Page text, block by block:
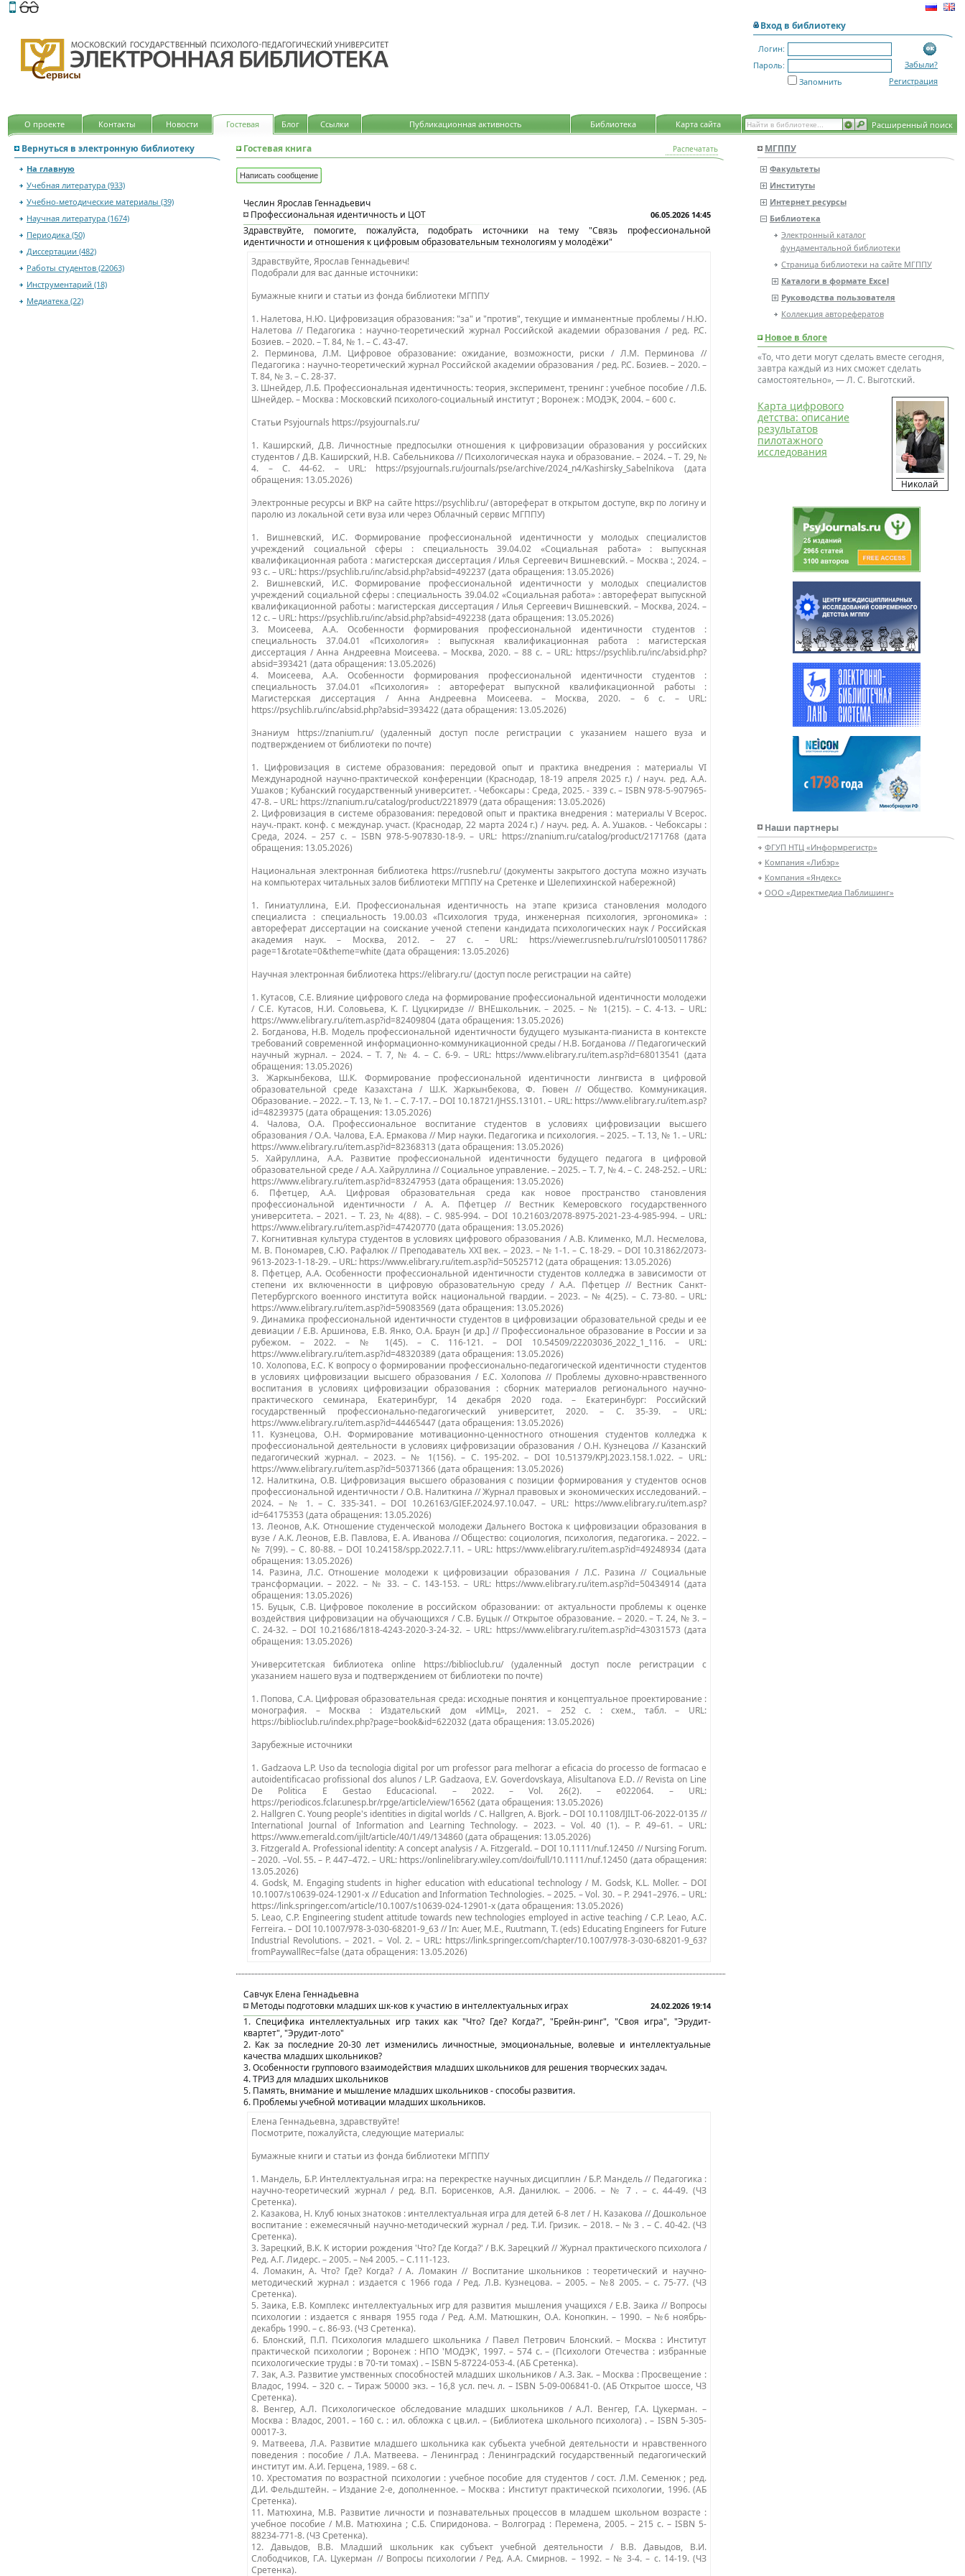
Этот сайт поддерживает
Вход в библиотеку
Логин:
Пароль:
Забыли?
Регистрация
Запомнить
О проекте Контакты Новости Гостевая Блог Ссылки Публикационная активность Библиотека Карта сайта Расширенный поиск
Вернуться в электронную библиотеку
На главную
Учебная литература (933)
Учебно-методические материалы (39)
Научная литература (1674)
Периодика (50)
Диссертации (482)
Работы студентов (22063)
Инструментарий (18)
Медиатека (22)
Распечатать
Гостевая книга
Написать сообщение
Чеслин Ярослав Геннадьевич
06.05.2026 14:45
Профессиональная идентичность и ЦОТ
Здравствуйте, помогите, пожалуйста, подобрать источники на тему "Связь профессиональной
идентичности и отношения к цифровым образовательным технологиям у молодёжи"
Здравствуйте, Ярослав Геннадьевич!
Подобрали для вас данные источники:
Бумажные книги и статьи из фонда библиотеки МГППУ
1. Налетова, Н.Ю. Цифровизация образования: "за" и "против", текущие и имманентные проблемы / Н.Ю.
Налетова // Педагогика : научно-теоретический журнал Российской академии образования / ред. Р.С.
Бозиев. – 2020. – Т. 84, № 1. – С. 43-47.
2. Перминова, Л.М. Цифровое образование: ожидание, возможности, риски / Л.М. Перминова //
Педагогика : научно-теоретический журнал Российской академии образования / ред. Р.С. Бозиев. – 2020. –
Т. 84, № 3. – С. 28-37.
3. Шнейдер, Л.Б. Профессиональная идентичность: теория, эксперимент, тренинг : учебное пособие / Л.Б.
Шнейдер. – Москва : Московский психолого-социальный институт ; Воронеж : МОДЭК, 2004. – 600 с.
Cтатьи Psyjournals https://psyjournals.ru/
1. Каширский, Д.В. Личностные предпосылки отношения к цифровизации образования у российских
студентов / Д.В. Каширский, Н.В. Сабельникова // Психологическая наука и образование. – 2024. – Т. 29, №
4. – С. 44-62. – URL: https://psyjournals.ru/journals/pse/archive/2024_n4/Kashirsky_Sabelnikova (дата
обращения: 13.05.2026)
Электронные ресурсы и ВКР на сайте https://psychlib.ru/ (автореферат в открытом доступе, вкр по логину и
паролю из локальной сети вуза или через Облачный сервис МГППУ)
1. Вишневский, И.С. Формирование профессиональной идентичности у молодых специалистов
учреждений социальной сферы : специальность 39.04.02 «Социальная работа» : выпускная
квалификационная работа : магистерская диссертация / Илья Сергеевич Вишневский. – Москва :, 2024. –
93 с. – URL: https://psychlib.ru/inc/absid.php?absid=492237 (дата обращения: 13.05.2026)
2. Вишневский, И.С. Формирование профессиональной идентичности у молодых специалистов
учреждений социальной сферы : специальность 39.04.02 «Социальная работа» : автореферат выпускной
квалификационной работы : магистерская диссертация / Илья Сергеевич Вишневский. – Москва, 2024. –
12 с. – URL: https://psychlib.ru/inc/absid.php?absid=492238 (дата обращения: 13.05.2026)
3. Моисеева, А.А. Особенности формирования профессиональной идентичности студентов :
специальность 37.04.01 «Психология» : выпускная квалификационная работа : магистерская
диссертация / Анна Андреевна Моисеева. – Москва, 2020. – 88 с. – URL: https://psychlib.ru/inc/absid.php?
absid=393421 (дата обращения: 13.05.2026)
4. Моисеева, А.А. Особенности формирования профессиональной идентичности студентов :
специальность 37.04.01 «Психология» : автореферат выпускной квалификационной работы :
Магистерская диссертация / Анна Андреевна Моисеева. – Москва, 2020. – 6 с. – URL:
https://psychlib.ru/inc/absid.php?absid=393422 (дата обращения: 13.05.2026)
Знаниум https://znanium.ru/ (удаленный доступ после регистрации с указанием нашего вуза и
подтверждением от библиотеки по почте)
1. Цифровизация в системе образования: передовой опыт и практика внедрения : материалы VI
Международной научно-практической конференции (Краснодар, 18-19 апреля 2025 г.) / науч. ред. А.А.
Ушаков ; Кубанский государственный университет. - Чебоксары : Среда, 2025. - 339 с. – ISBN 978-5-907965-
47-8. – URL: https://znanium.ru/catalog/product/2218979 (дата обращения: 13.05.2026)
2. Цифровизация в системе образования: передовой опыт и практика внедрения : материалы V Всерос.
науч.-практ. конф. с междунар. участ. (Краснодар, 22 марта 2024 г.) / науч. ред. А. А. Ушаков. - Чебоксары :
Среда, 2024. – 257 с. – ISBN 978-5-907830-18-9. – URL: https://znanium.ru/catalog/product/2171768 (дата
обращения: 13.05.2026)
Национальная электронная библиотека https://rusneb.ru/ (документы закрытого доступа можно изучать
на компьютерах читальных залов библиотеки МГППУ на Сретенке и Шелепихинской набережной)
1. Гиниатуллина, Е.И. Профессиональная идентичность на этапе кризиса становления молодого
специалиста : специальность 19.00.03 «Психология труда, инженерная психология, эргономика» :
автореферат диссертации на соискание ученой степени кандидата психологических наук / Российская
академия наук. – Москва, 2012. – 27 с. – URL: https://viewer.rusneb.ru/ru/rsl01005011786?
page=1&rotate=0&theme=white (дата обращения: 13.05.2026)
Научная электронная библиотека https://elibrary.ru/ (доступ после регистрации на сайте)
1. Кутасов, С.Е. Влияние цифрового следа на формирование профессиональной идентичности молодежи
/ С.Е. Кутасов, Н.И. Соловьева, К. Г. Цуцкиридзе // ВНЕшкольник. – 2025. – № 1(215). – С. 4-13. – URL:
https://www.elibrary.ru/item.asp?id=82409804 (дата обращения: 13.05.2026)
2. Богданова, Н.В. Модель профессиональной идентичности будущего музыканта-пианиста в контексте
требований современной информационно-коммуникационной среды / Н.В. Богданова // Педагогический
научный журнал. – 2024. – Т. 7, № 4. – С. 6-9. – URL: https://www.elibrary.ru/item.asp?id=68013541 (дата
обращения: 13.05.2026)
3. Жаркынбекова, Ш.К. Формирование профессиональной идентичности лингвиста в цифровой
образовательной среде Казахстана / Ш.К. Жаркынбекова, Ф. Гювен // Общество. Коммуникация.
Образование. – 2022. – Т. 13, № 1. – С. 7-17. – DOI 10.18721/JHSS.13101. – URL: https://www.elibrary.ru/item.asp?
id=48239375 (дата обращения: 13.05.2026)
4. Чалова, О.А. Профессиональное воспитание студентов в условиях цифровизации высшего
образования / О.А. Чалова, Е.А. Ермакова // Мир науки. Педагогика и психология. – 2025. – Т. 13, № 1. – URL:
https://www.elibrary.ru/item.asp?id=82368313 (дата обращения: 13.05.2026)
5. Хайруллина, А.А. Развитие профессиональной идентичности будущего педагога в цифровой
образовательной среде / А.А. Хайруллина // Социальное управление. – 2025. – Т. 7, № 4. – С. 248-252. – URL:
https://www.elibrary.ru/item.asp?id=83247953 (дата обращения: 13.05.2026)
6. Пфетцер, А.А. Цифровая образовательная среда как новое пространство становления
профессиональной идентичности / А. А. Пфетцер // Вестник Кемеровского государственного
университета. – 2021. – Т. 23, № 4(88). – С. 985-994. – DOI 10.21603/2078-8975-2021-23-4-985-994. – URL:
https://www.elibrary.ru/item.asp?id=47420770 (дата обращения: 13.05.2026)
7. Когнитивная культура студентов в условиях цифрового образования / А.В. Клименко, М.Л. Несмелова,
М. В. Пономарев, С.Ю. Рафалюк // Преподаватель XXI век. – 2023. – № 1-1. – С. 18-29. – DOI 10.31862/2073-
9613-2023-1-18-29. – URL: https://www.elibrary.ru/item.asp?id=50525712 (дата обращения: 13.05.2026)
8. Пфетцер, А.А. Особенности профессиональной идентичности студентов колледжа в зависимости от
степени их включенности в цифровую образовательную среду / А.А. Пфетцер // Вестник Санкт-
Петербургского военного института войск национальной гвардии. – 2023. – № 4(25). – С. 73-80. – URL:
https://www.elibrary.ru/item.asp?id=59083569 (дата обращения: 13.05.2026)
9. Динамика профессиональной идентичности студентов в цифровизации образовательной среды и ее
девиации / Е.В. Аршинова, Е.В. Янко, О.А. Браун [и др.] // Профессиональное образование в России и за
рубежом. – 2022. – № 1(45). – С. 116-121. – DOI 10.54509/22203036_2022_1_116. – URL:
https://www.elibrary.ru/item.asp?id=48320389 (дата обращения: 13.05.2026)
10. Холопова, Е.С. К вопросу о формировании профессионально-педагогической идентичности студентов
в условиях цифровизации высшего образования / Е.С. Холопова // Проблемы духовно-нравственного
воспитания в условиях цифровизации образования : сборник материалов регионального научно-
практического семинара, Екатеринбург, 14 декабря 2020 года. – Екатеринбург: Российский
государственный профессионально-педагогический университет, 2020. – С. 35-39. – URL:
https://www.elibrary.ru/item.asp?id=44465447 (дата обращения: 13.05.2026)
11. Кузнецова, О.Н. Формирование мотивационно-ценностного отношения студентов колледжа к
профессиональной деятельности в условиях цифровизации образования / О.Н. Кузнецова // Казанский
педагогический журнал. – 2023. – № 1(156). – С. 195-202. – DOI 10.51379/KPJ.2023.158.1.022. – URL:
https://www.elibrary.ru/item.asp?id=50371366 (дата обращения: 13.05.2026)
12. Налиткина, О.В. Цифровизация высшего образования с позиции формирования у студентов основ
профессиональной идентичности / О.В. Налиткина // Журнал правовых и экономических исследований. –
2024. – № 1. – С. 335-341. – DOI 10.26163/GIEF.2024.97.10.047. – URL: https://www.elibrary.ru/item.asp?
id=64175353 (дата обращения: 13.05.2026)
13. Леонов, А.К. Отношение студенческой молодежи Дальнего Востока к цифровизации образования в
вузе / А.К. Леонов, Е.В. Павлова, Е. А. Иванова // Общество: социология, психология, педагогика. – 2022. –
№ 7(99). – С. 80-88. – DOI 10.24158/spp.2022.7.11. – URL: https://www.elibrary.ru/item.asp?id=49248934 (дата
обращения: 13.05.2026)
14. Разина, Л.С. Отношение молодежи к цифровизации образования / Л.С. Разина // Социальные
трансформации. – 2022. – № 33. – С. 143-153. – URL: https://www.elibrary.ru/item.asp?id=50434914 (дата
обращения: 13.05.2026)
15. Буцык, С.В. Цифровое поколение в российском образовании: от актуальности проблемы к оценке
воздействия цифровизации на обучающихся / С.В. Буцык // Открытое образование. – 2020. – Т. 24, № 3. –
С. 24-32. – DOI 10.21686/1818-4243-2020-3-24-32. – URL: https://www.elibrary.ru/item.asp?id=43031573 (дата
обращения: 13.05.2026)
Университетская библиотека online https://biblioclub.ru/ (удаленный доступ после регистрации с
указанием нашего вуза и подтверждением от библиотеки по почте)
1. Попова, С.А. Цифровая образовательная среда: исходные понятия и концептуальное проектирование :
монография. – Москва : Издательский дом «ИМЦ», 2021. – 252 с. : схем., табл. – URL:
https://biblioclub.ru/index.php?page=book&id=622032 (дата обращения: 13.05.2026)
Зарубежные источники
1. Gadzaova L.P. Uso da tecnologia digital por um professor para melhorar a eficacia do processo de formacao e
autoidentificacao profissional dos alunos / L.P. Gadzaova, E.V. Goverdovskaya, Alisultanova E.D. // Revista on Line
De Politica E Gestao Educacional. – 2022. – Vol. 26(2). – e022064. – URL:
https://periodicos.fclar.unesp.br/rpge/article/view/16562 (дата обращения: 13.05.2026)
2. Hallgren C. Young people's identities in digital worlds / C. Hallgren, A. Bjork. – DOI 10.1108/IJILT-06-2022-0135 //
International Journal of Information and Learning Technology. – 2023. – Vol. 40 (1). – P. 49–61. – URL:
https://www.emerald.com/ijilt/article/40/1/49/134860 (дата обращения: 13.05.2026)
3. Fitzgerald A. Professional identity: A concept analysis / A. Fitzgerald. – DOI 10.1111/nuf.12450 // Nursing Forum.
– 2020. –Vol. 55. – P. 447–472. – URL: https://onlinelibrary.wiley.com/doi/full/10.1111/nuf.12450 (дата обращения:
13.05.2026)
4. Godsk, M. Engaging students in higher education with educational technology / M. Godsk, K.L. Moller. – DOI
10.1007/s10639-024-12901-x // Education and Information Technologies. – 2025. – Vol. 30. – P. 2941–2976. – URL:
https://link.springer.com/article/10.1007/s10639-024-12901-x (дата обращения: 13.05.2026)
5. Leao, C.P. Engineering student attitude towards new technologies employed in active teaching / C.P. Leao, A.C.
Ferreira. – DOI 10.1007/978-3-030-68201-9_63 // In: Auer, M.E., Ruutmann, T. (eds) Educating Engineers for Future
Industrial Revolutions. – 2021. – Vol. 2. – URL: https://link.springer.com/chapter/10.1007/978-3-030-68201-9_63?
fromPaywallRec=false (дата обращения: 13.05.2026)
Савчук Елена Геннадьевна
24.02.2026 19:14
Методы подготовки младших шк-ков к участию в интеллектуальных играх
1. Специфика интеллектуальных игр таких как "Что? Где? Когда?", "Брейн-ринг", "Своя игра", "Эрудит-
квартет", "Эрудит-лото"
2. Как за последние 20-30 лет изменились личностные, эмоциональные, волевые и интеллектуальные
качества младших школьников?
3. Особенности группового взаимодействия младших школьников для решения творческих задач.
4. ТРИЗ для младших школьников
5. Память, внимание и мышление младших школьников - способы развития.
6. Проблемы учебной мотивации младших школьников.
Елена Геннадьевна, здравствуйте!
Посмотрите, пожалуйста, следующие материалы:
Бумажные книги и статьи из фонда библиотеки МГППУ
1. Мандель, Б.Р. Интеллектуальная игра: на перекрестке научных дисциплин / Б.Р. Мандель // Педагогика :
научно-теоретический журнал / ред. В.П. Борисенков, А.Я. Данилюк. – 2006. – № 7 . – с. 44-49. (ЧЗ
Сретенка).
2. Казакова, Н. Клуб юных знатоков : интеллектуальная игра для детей 6-8 лет / Н. Казакова // Дошкольное
воспитание : ежемесячный научно-методический журнал / ред. Т.И. Гризик. – 2018. – № 3 . – С. 40-42. (ЧЗ
Сретенка).
3. Зарецкий, В.К. К истории рождения 'Что? Где Когда?' / В.К. Зарецкий // Журнал практического психолога /
Ред. А.Г. Лидерс. – 2005. – №4 2005. – С.111-123.
4. Ломакин, А. Что? Где? Когда? / А. Ломакин // Воспитание школьников : теоретический и научно-
методический журнал : издается с 1966 года / Ред. Л.В. Кузнецова. – 2005. – №8 2005. – с. 75-77. (ЧЗ
Сретенка).
5. Заика, Е.В. Комплекс интеллектуальных игр для развития мышления учащихся / Е.В. Заика // Вопросы
психологии : издается с января 1955 года / Ред. А.М. Матюшкин, О.А. Конопкин. – 1990. – №6 ноябрь-
декабрь 1990. – с. 86-93. (ЧЗ Сретенка).
6. Блонский, П.П. Психология младшего школьника / Павел Петрович Блонский. – Москва : Институт
практической психологии ; Воронеж : НПО 'МОДЭК', 1997. – 574 с. – (Психологи Отечества : избранные
психологические труды : в 70-ти томах) . – ISBN 5-87224-053-4. (АБ Сретенка).
7. Зак, А.З. Развитие умственных способностей младших школьников / А.З. Зак. – Москва : Просвещение :
Владос, 1994. – 320 с. – Тираж 50000 экз. – 16,8 усл. печ. л. – ISBN 5-09-006841-0. (АБ Открытое шоссе, ЧЗ
Сретенка).
8. Венгер, А.Л. Психологическое обследование младших школьников / А.Л. Венгер, Г.А. Цукерман. –
Москва : Владос, 2001. – 160 с. : ил. обложка с цв.ил. – (Библиотека школьного психолога) . – ISBN 5-305-
00017-3.
9. Матвеева, Л.А. Развитие младшего школьника как субьекта учебной деятельности и нравственного
поведения : пособие / Л.А. Матвеева. – Ленинград : Ленинградский государственный педагогический
институт им. А.И. Герцена, 1989. – 68 с.
10. Хрестоматия по возрастной психологии : учебное пособие для студентов / сост. Л.М. Семенюк ; ред.
Д.И. Фельдштейн. – Издание 2-е, дополненное. – Москва : Институт практической психологии, 1996. (АБ
Сретенка).
11. Матюхина, М.В. Развитие личности и познавательных процессов в младшем школьном возрасте :
учебное пособие / М.В. Матюхина ; С.Б. Спиридонова. – Волгоград : Перемена, 2005. – 215 с. – ISBN 5-
88234-771-8. (ЧЗ Сретенка).
12. Давыдов, В.В. Младший школьник как субъект учебной деятельности / В.В. Давыдов, В.И.
Слободчиков, Г.А. Цукерман // Вопросы психологии / Ред. А.А. Смирнов. – 1992. – № 3-4. – с. 14-19. (ЧЗ
Сретенка).
МГППУ
Факультеты
Институты
Интернет ресурсы
Библиотека
Электронный каталог
фундаментальной библиотеки
Страница библиотеки на сайте МГППУ
Каталоги в формате Excel
Руководства пользователя
Коллекция авторефератов
Новое в блоге
«То, что дети могут сделать вместе сегодня,
завтра каждый из них сможет сделать
самостоятельно», — Л. С. Выготский.
Николай
Карта цифрового
детства: описание
результатов
пилотажного
исследования
Наши партнеры
ФГУП НТЦ «Информрегистр»
Компания «Либэр»
Компания «Яндекс»
ООО «Директмедиа Паблишинг»